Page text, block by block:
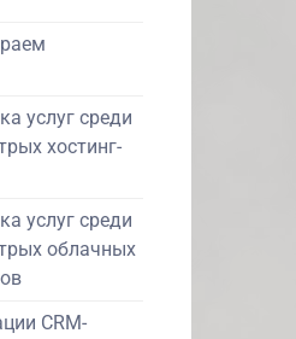
услуг среди
хостинг-
услуг среди
облачных
CRM-